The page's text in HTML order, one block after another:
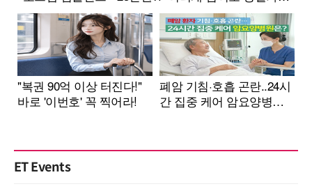
ET Events